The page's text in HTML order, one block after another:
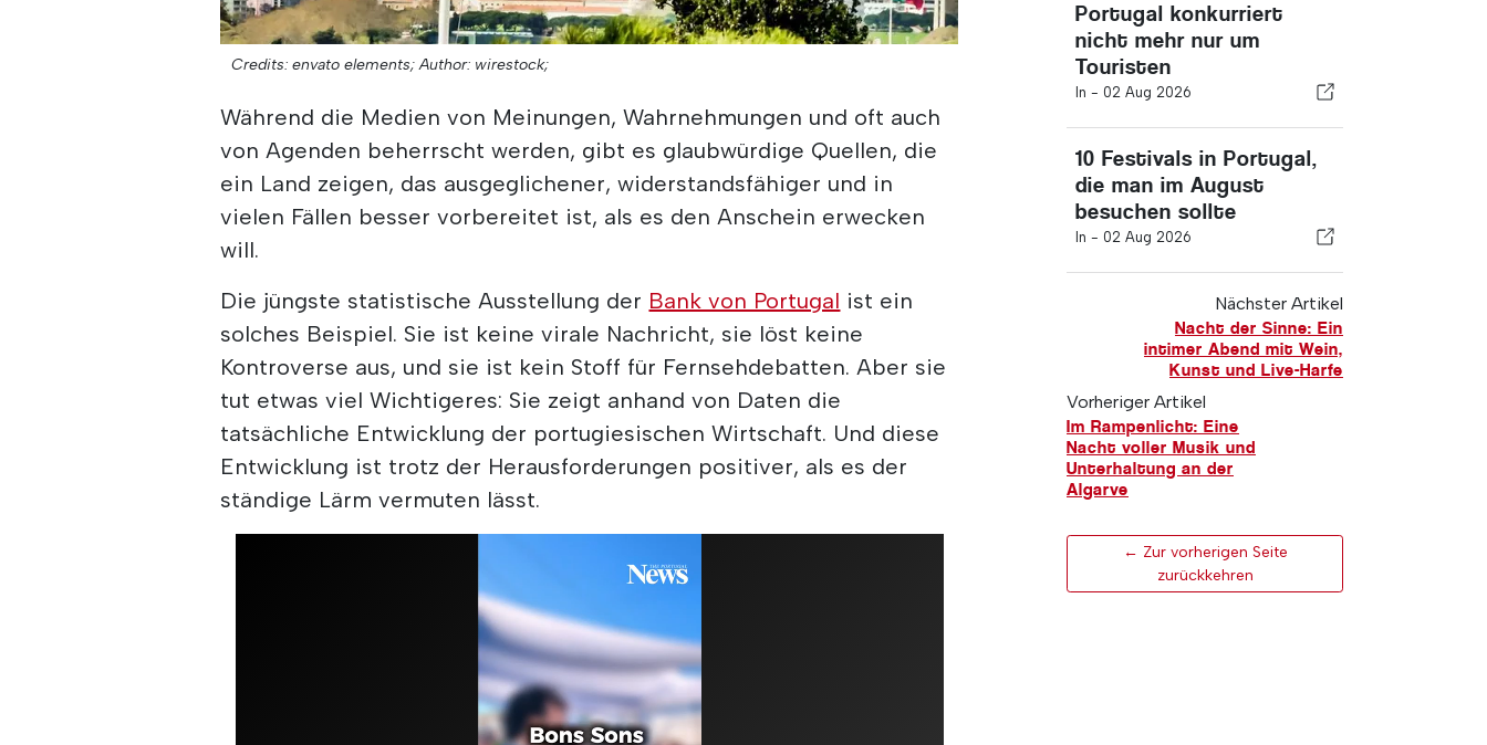
Credits: envato elements; Author: wirestock;
Während die Medien von Meinungen, Wahrnehmungen und oft auch
von Agenden beherrscht werden, gibt es glaubwürdige Quellen, die
ein Land zeigen, das ausgeglichener, widerstandsfähiger und in
vielen Fällen besser vorbereitet ist, als es den Anschein erwecken
will.
Die jüngste statistische Ausstellung der Bank von Portugal ist ein
solches Beispiel. Sie ist keine virale Nachricht, sie löst keine
Kontroverse aus, und sie ist kein Stoff für Fernsehdebatten. Aber sie
tut etwas viel Wichtigeres: Sie zeigt anhand von Daten die
tatsächliche Entwicklung der portugiesischen Wirtschaft. Und diese
Entwicklung ist trotz der Herausforderungen positiver, als es der
ständige Lärm vermuten lässt.
Portugal konkurriert
nicht mehr nur um
Touristen
In - 02 Aug 2026
10 Festivals in Portugal,
die man im August
besuchen sollte
In - 02 Aug 2026
Nächster Artikel
Nacht der Sinne: Ein
intimer Abend mit Wein,
Kunst und Live-Harfe
Vorheriger Artikel
Im Rampenlicht: Eine
Nacht voller Musik und
Unterhaltung an der
Algarve
← Zur vorherigen Seite
zurückkehren